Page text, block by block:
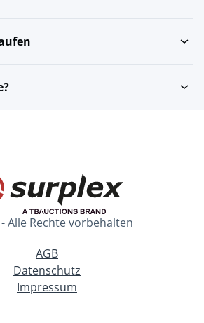
Alle Rechte vorbehalten
AGB
Datenschutz
Impressum